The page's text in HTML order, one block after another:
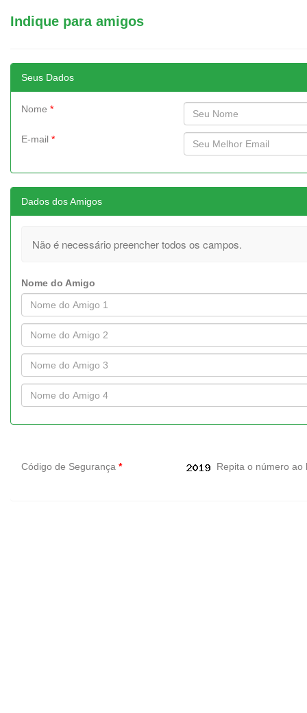
Indique para amigos
Seus Dados
Nome *
E-mail *
Dados dos Amigos
Não é necessário preencher todos os campos.
Nome do Amigo
Código de Segurança * Repita o número ao